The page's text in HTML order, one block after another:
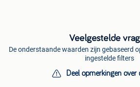
Veelgestelde
De onderstaande waarden zijn gebaseerd
ingestelde filters
Deel opmerkingen over